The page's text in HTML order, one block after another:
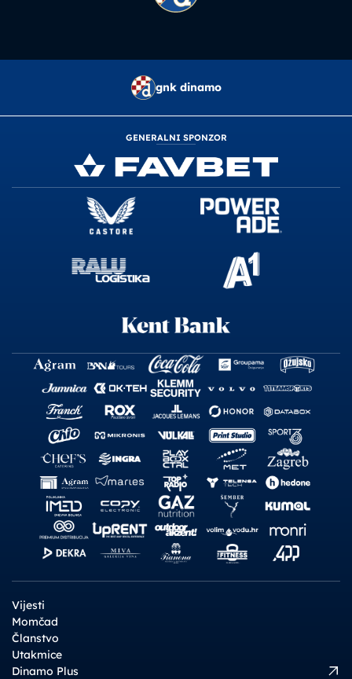
gnk dinamo
GENERALNI SPONZOR
Vijesti
Momčad
Članstvo
Utakmice
Dinamo Plus